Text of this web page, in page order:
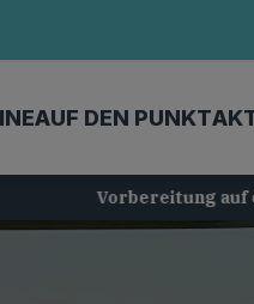
AUF DEN PUNKT
Vorbereitung auf die